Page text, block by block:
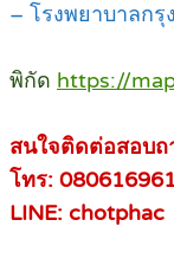
– โรงพยาบาลกรุ
พิกัด https://
สนใจติดต่อสอบ
โทร:
LINE: chotphac